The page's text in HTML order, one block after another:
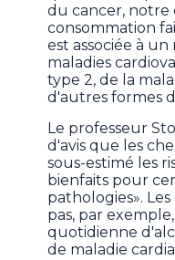
du cancer,
consommation
est associée à
maladies
type 2, de la
d'autres formes
Le professeur
d'avis que les
sous-estimé les
bienfaits pour
pathologies».
pas, par
quotidienne
de maladie